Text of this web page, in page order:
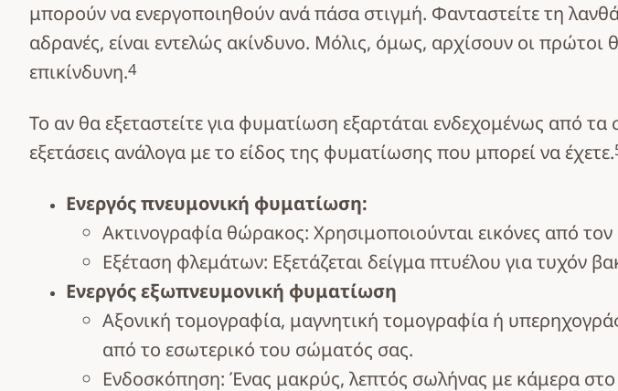
μπορούν να ενεργοποιηθούν ανά πάσα στιγμή. Φανταστείτε τη
αδρανές, είναι εντελώς ακίνδυνο. Μόλις, όμως, αρχίσουν οι
επικίνδυνη.4
Το αν θα εξεταστείτε για φυματίωση εξαρτάται ενδεχομένως από
εξετάσεις ανάλογα με το είδος της φυματίωσης που μπορεί να έχετε.
Ενεργός πνευμονική φυματίωση:
Ακτινογραφία θώρακος: Χρησιμοποιούνται εικόνες από
Εξέταση φλεμάτων: Εξετάζεται δείγμα πτυέλου για τυχόν
Ενεργός εξωπνευμονική φυματίωση
Αξονική τομογραφία, μαγνητική τομογραφία ή
από το εσωτερικό του σώματός σας.
Ενδοσκόπηση: Ένας μακρύς, λεπτός σωλήνας με κάμερα